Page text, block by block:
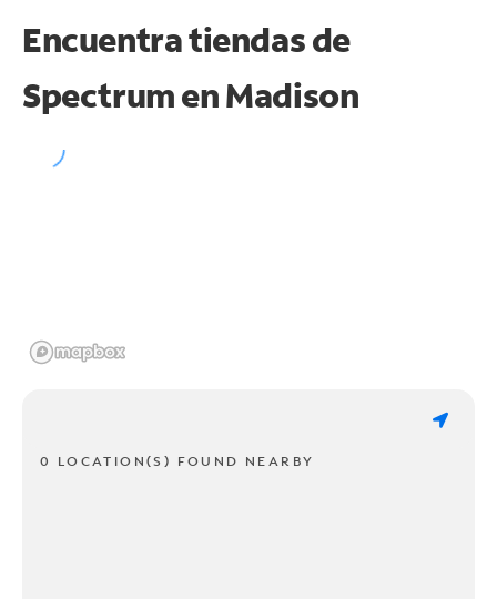
Encuentra tiendas de
Spectrum enMadison
0 LOCATION(S) FOUND NEARBY